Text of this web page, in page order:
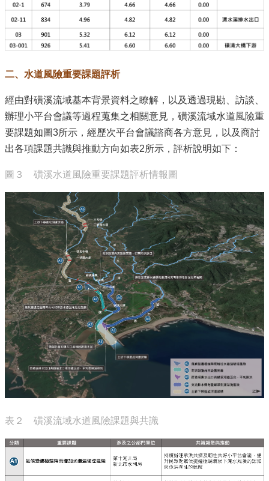
二、水道風險重要課題評析
經由對磺溪流域基本背景資料之瞭解，以及透過現勘、訪談、
辦理小平台會議等過程蒐集之相關意見，磺溪流域水道風險重
要課題如圖3所示，經歷次平台會議諮商各方意見，以及商討
出各項課題共識與推動方向如表2所示，評析說明如下：
圖３ 磺溪水道風險重要課題評析情報圖
表２ 磺溪流域水道風險課題與共識